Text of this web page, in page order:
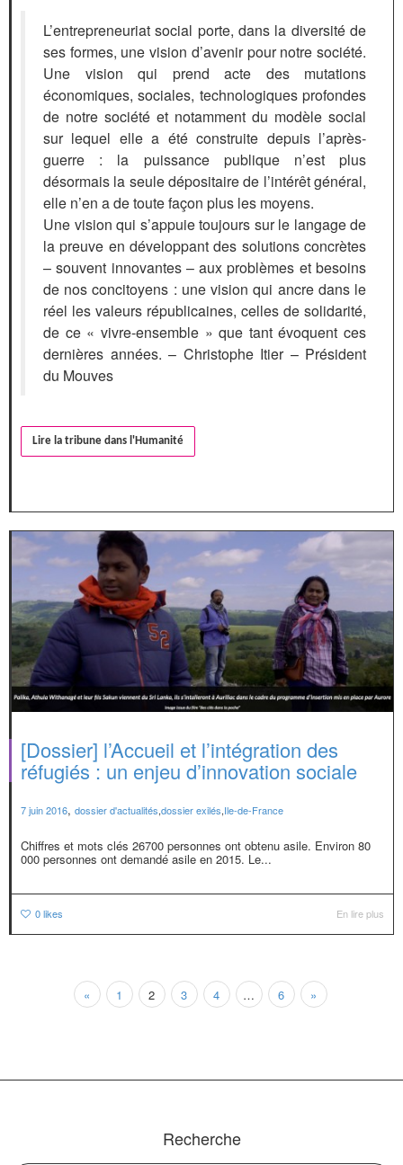
L’entrepreneuriat social porte, dans la diversité de
ses formes, une vision d’avenir pour notre société.
Une vision qui prend acte des mutations
économiques, sociales, technologiques profondes
de notre société et notamment du modèle social
sur lequel elle a été construite depuis l’après-
guerre : la puissance publique n’est plus
désormais la seule dépositaire de l’intérêt général,
elle n’en a de toute façon plus les moyens.
Une vision qui s’appuie toujours sur le langage de
la preuve en développant des solutions concrètes
– souvent innovantes – aux problèmes et besoins
de nos concitoyens : une vision qui ancre dans le
réel les valeurs républicaines, celles de solidarité,
de ce « vivre-ensemble » que tant évoquent ces
dernières années. – Christophe Itier – Président
du Mouves
Lire la tribune dans l'Humanité
[Dossier] l’Accueil et l’intégration des
réfugiés : un enjeu d’innovation sociale
7 juin 2016, dossier d'actualités,dossier exilés,Ile-de-France
Chiffres et mots clés 26700 personnes ont obtenu asile. Environ 80
000 personnes ont demandé asile en 2015. Le...
0likes En lire plus
« 1 2 3 4 … 6 »
Recherche